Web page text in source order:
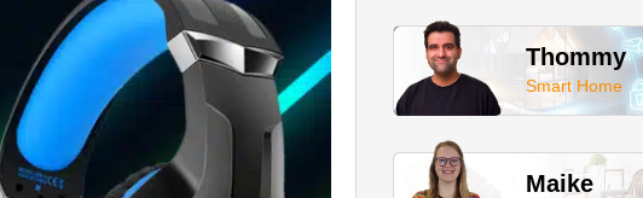
Thommy
Smart Home
Maike